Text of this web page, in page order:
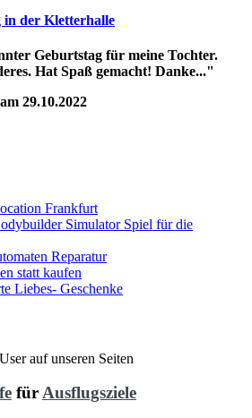
der Kletterhalle
Geburtstag für meine Tochter.
Hat Spaß gemacht! Danke..."
29.10.2022
Frankfurt
Simulator Spiel für die
Reparatur
statt kaufen
Liebes- Geschenke
auf unseren Seiten
fürAusflugsziele